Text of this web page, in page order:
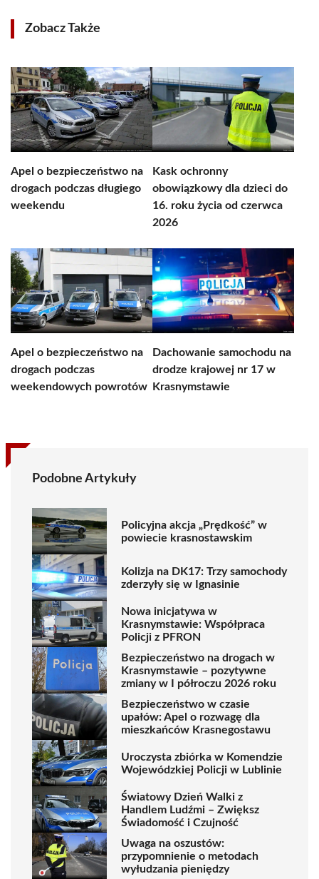
Zobacz Także
Apel o bezpieczeństwo na
drogach podczas długiego
weekendu
Kask ochronny
obowiązkowy dla dzieci do
16. roku życia od czerwca
2026
Apel o bezpieczeństwo na
drogach podczas
weekendowych powrotów
Dachowanie samochodu na
drodze krajowej nr 17 w
Krasnymstawie
Podobne Artykuły
Policyjna akcja „Prędkość” w
powiecie krasnostawskim
Kolizja na DK17: Trzy samochody
zderzyły się w Ignasinie
Nowa inicjatywa w
Krasnymstawie: Współpraca
Policji z PFRON
Bezpieczeństwo na drogach w
Krasnymstawie – pozytywne
zmiany w I półroczu 2026 roku
Bezpieczeństwo w czasie
upałów: Apel o rozwagę dla
mieszkańców Krasnegostawu
Uroczysta zbiórka w Komendzie
Wojewódzkiej Policji w Lublinie
Światowy Dzień Walki z
Handlem Ludźmi – Zwiększ
Świadomość i Czujność
Uwaga na oszustów:
przypomnienie o metodach
wyłudzania pieniędzy